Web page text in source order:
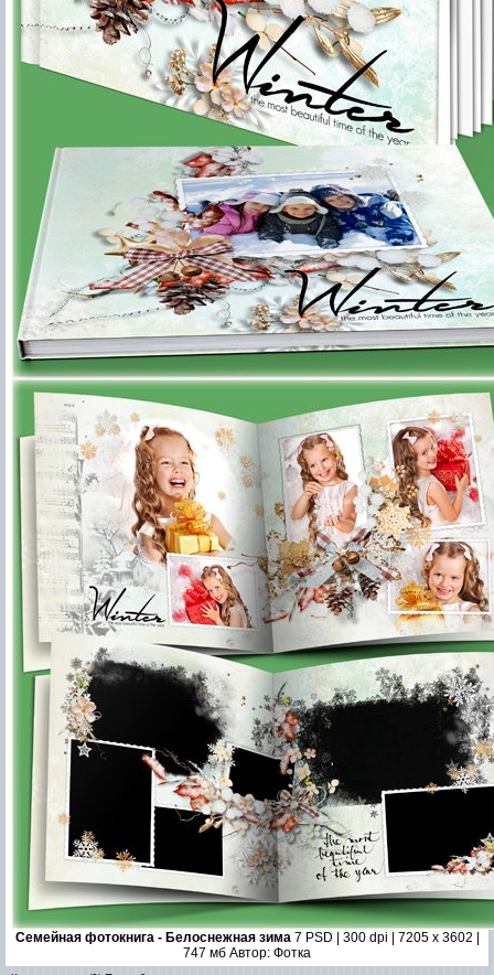
Семейная фотокнига - Белоснежная зима7 PSD | 300 dpi | 7205 x 3602 |
747 мб Автор: Фотка